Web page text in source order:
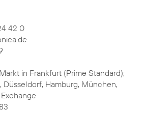
42 0
in Frankfurt (Prime Standard);
Düsseldorf, Hamburg, München,